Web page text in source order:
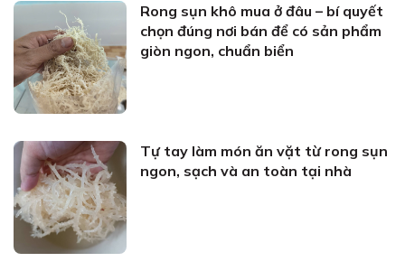
Rong sụn khô mua ở đâu – bí quyết
chọn đúng nơi bán để có sản phẩm
giòn ngon, chuẩn biển
Tự tay làm món ăn vặt từ rong sụn
ngon, sạch và an toàn tại nhà